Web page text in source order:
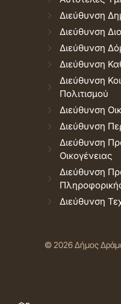
Διεύθυνση
Διεύθυνση
Διεύθυνση
Διεύθυνση
Διεύθυνση
Πολιτισμού
Διεύθυνση
Διεύθυνση
Διεύθυνση
Οικογένειας
Διεύθυνση
Διεύθυνση
© 2026 Δήμος